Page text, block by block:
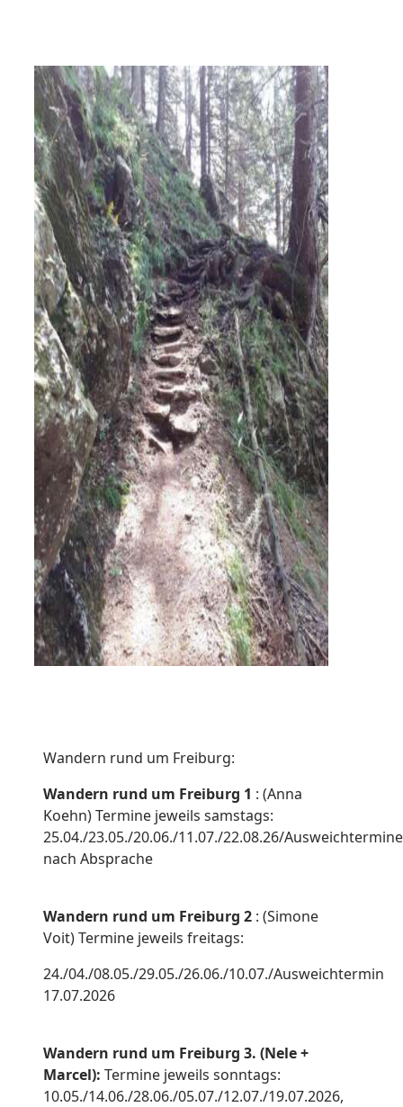
Wandern rund um Freiburg:
Wandern rund um Freiburg 1 : (Anna
Koehn) Termine jeweils samstags:
25.04./23.05./20.06./11.07./22.08.26/Ausweichtermine
nach Absprache
Wandern rund um Freiburg 2 : (Simone
Voit) Termine jeweils freitags:
24./04./08.05./29.05./26.06./10.07./Ausweichtermin
17.07.2026
Wandern rund um Freiburg 3. (Nele +
Marcel): Termine jeweils sonntags:
10.05./14.06./28.06./05.07./12.07./19.07.2026,